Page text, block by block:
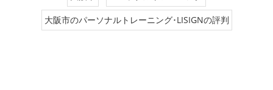
大阪市のパーソナルトレーニング･LISIGNの評判